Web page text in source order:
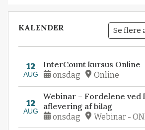
KALENDER Se flere
12
AUG
InterCount kursus Online
onsdag Online
12
AUG
Webinar – Fordelene ved
aflevering af bilag
onsdag Webinar -